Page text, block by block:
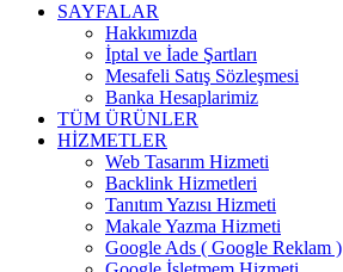
SAYFALAR
Hakkımızda
İptal ve İade Şartları
Mesafeli Satış Sözleşmesi
Banka Hesaplarimiz
TÜM ÜRÜNLER
HİZMETLER
Web Tasarım Hizmeti
Backlink Hizmetleri
Tanıtım Yazısı Hizmeti
Makale Yazma Hizmeti
Google Ads ( Google Reklam )